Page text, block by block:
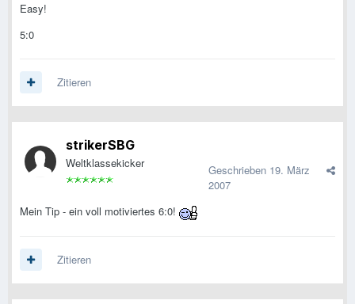
Easy!
5:0
Zitieren
strikerSBG
Weltklassekicker Geschrieben 19. März
2007
Mein Tip - ein voll motiviertes 6:0!
Zitieren